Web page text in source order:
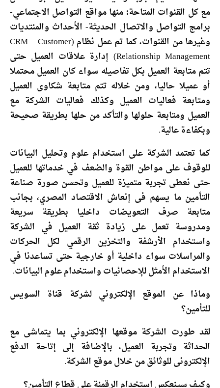
مع كل القنوات المتاحة؛ منها مواقع التواصل الاجتماعي-
برامج التواصل والاتصال الحديثة- الأحداث والمنتديات
وغيرها من القنوات، كما تم عمل نظام (CRM – Customer
Relationship Management) إدارة علاقات العميل حتى
تتم متابعة العميل بكل تفاصيله سواء كان العميل محتملا
أو عميلا حاليا، ومن خلاله تتم متابعة شكاوى العميل
ومتابعة فعاليات العميل وكذلك فعاليات الشركة مع
العميل ومتابعة حلولها والتأكد من حلها بطريقة صحيحة
وبكفاءة عالية.
كما تعتمد الشركة على استخدام علوم وتحليل البيانات
للوقوف على مواطن القوة والضعف في خدماتها للعميل
حتى نعطى تجربة متميزة للعميل وتحسن صورة صناعة
التأمين ما يسهم فى إنعاش الاقتصاد المصري، بجانب
متابعة صرف التعويضات داخليا بطريقة سريعة
ومدروسة تعمل على زيادة ثقة العميل في الشركة
واستخدام الأرشفة والتخزين الرقمي لكل الحركات
والمراسلات سواء داخلية أو خارجية حتى تساعدنا في
الاستخدام الأمثل للإحصائيات واستخدام علوم البيانات.
وماذا عن الموقع الإلكتروني لشركة قناة السويس
للتأمين؟
لقد طورت الشركة موقعها الإلكتروني بما يتماشى مع
الحداثة وتجربة العميل، بالإضافة إلى إتاحة الدفع
الإلكترونى للوثائق من خلال موقع الشركة.